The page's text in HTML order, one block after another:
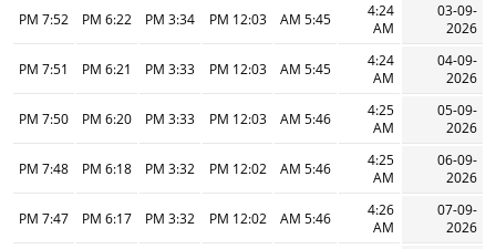
03-09-
2026
4:24
AM
5:45 AM
12:03 PM
3:34 PM
6:22 PM
7:52 PM
04-09-
2026
4:24
AM
5:45 AM
12:03 PM
3:33 PM
6:21 PM
7:51 PM
05-09-
2026
4:25
AM
5:46 AM
12:03 PM
3:33 PM
6:20 PM
7:50 PM
06-09-
2026
4:25
AM
5:46 AM
12:02 PM
3:32 PM
6:18 PM
7:48 PM
07-09-
2026
4:26
AM
5:46 AM
12:02 PM
3:32 PM
6:17 PM
7:47 PM